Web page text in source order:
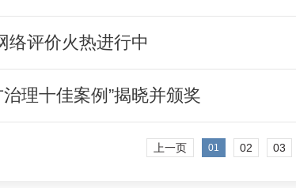
络评价火热进行中
理十佳案例”揭晓并颁奖
上一页 01 02 03